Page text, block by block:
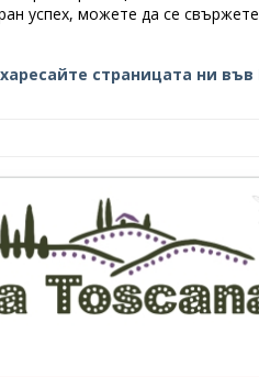
успех, можете да се
харесайте страницата ни във